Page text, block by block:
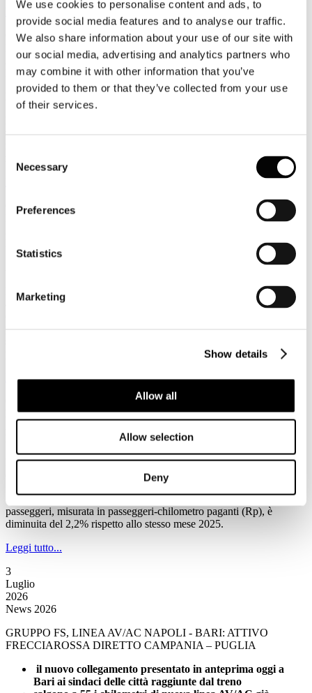
We use cookies to personalise content and ads, to
provide social media features and to analyse our traffic.
We also share information about your use of our site with
our social media, advertising and analytics partners who
may combine it with other information that you’ve
provided to them or that they’ve collected from your use
of their services.
Selection
Necessary
Preferences
Statistics
Marketing
Show details
Allow all
Allow selection
Deny
Leggi tutto...
2026
News 2026
Facile.it/Emg: cala la richiesta di finanziamenti per i viaggi
Luglio
Assocamp: il turismo itinerante un’alternativa sempre più allettante
Il turismo itinerante si consolida come una delle principali alternative
alla ricettività tradizionale. Secondo l’ultima indagine di Assocamp
profili di consumo per la stagione estiva 2026.
Leggi tutto...
Luglio
IATA: a maggio la domanda totale di trasporto aereo passeggeri è
diminuita del 2,2% rispetto allo stesso mese del 2025
Secondo la Iata a maggio la domanda totale di trasporto aereo
passeggeri, misurata in passeggeri-chilometro paganti (Rp), è
diminuita del 2,2% rispetto allo stesso mese 2025.
Leggi tutto...
3
Luglio
2026
News 2026
GRUPPO FS, LINEA AV/AC NAPOLI - BARI: ATTIVO
FRECCIAROSSA DIRETTO CAMPANIA – PUGLIA
il nuovo collegamento presentato in anteprima oggi a
Bari ai sindaci delle città raggiunte dal treno